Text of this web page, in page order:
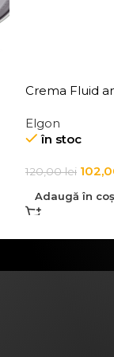
Crema Fluid
Elgon
în stoc
120,00lei
Adaugă în coș